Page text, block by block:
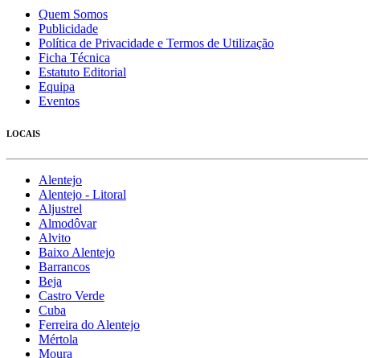
Quem Somos
Publicidade
Política de Privacidade e Termos de Utilização
Ficha Técnica
Estatuto Editorial
Equipa
Eventos
LOCAIS
Alentejo
Alentejo - Litoral
Aljustrel
Almodôvar
Alvito
Baixo Alentejo
Barrancos
Beja
Castro Verde
Cuba
Ferreira do Alentejo
Mértola
Moura